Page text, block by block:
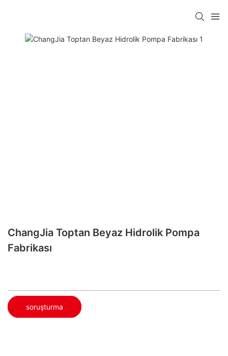
ChangJia Toptan Beyaz Hidrolik Pompa
Fabrikası
soruşturma